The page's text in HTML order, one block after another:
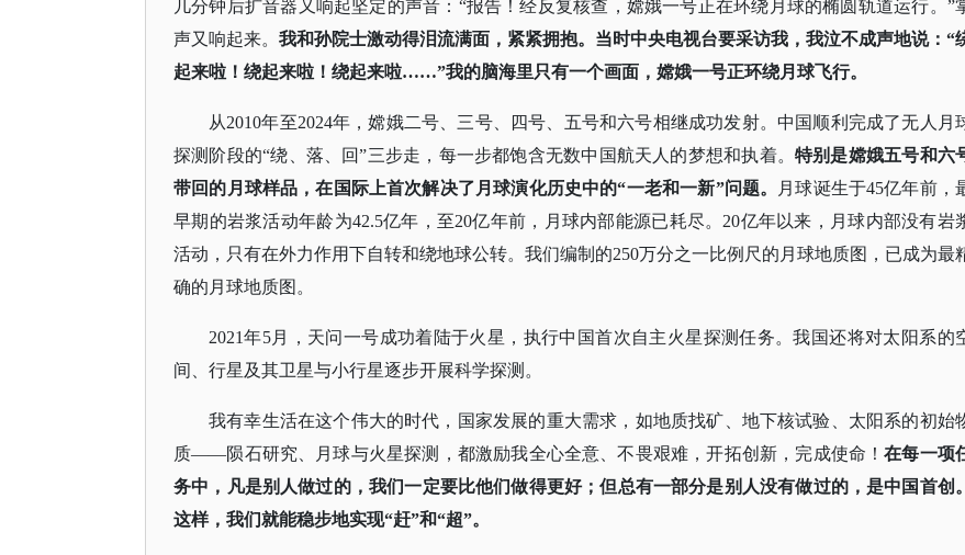
几分钟后扩音器又响起坚定的声音：“报告！经反复核查，嫦娥一号正在环绕月球的椭圆轨道运行。”
声又响起来。 我和孙院士激动得泪流满面，紧紧拥抱。当时中央电视台要采访我，我泣不成声地说： “
起来啦！绕起来啦！绕起来啦……”我的脑海里只有一个画面，嫦娥一号正环绕月球飞行。
从2010年至2024年，嫦娥二号、三号、四号、五号和六号相继成功发射。中国顺利完成了无人月
探测阶段的“绕、落、回”三步走，每一步都饱含无数中国航天人的梦想和执着。 特别是嫦娥五号和六
带回的月球样品，在国际上首次解决了月球演化历史中的“一老和一新”问题。 月球诞生于45亿年前，
早期的岩浆活动年龄为42.5亿年，至20亿年前，月球内部能源已耗尽。20亿年以来，月球内部没有岩
活动，只有在外力作用下自转和绕地球公转。我们编制的250万分之一比例尺的月球地质图，已成为最
确的月球地质图。
2021年5月，天问一号成功着陆于火星，执行中国首次自主火星探测任务。我国还将对太阳系的
间、行星及其卫星与小行星逐步开展科学探测。
我有幸生活在这个伟大的时代，国家发展的重大需求，如地质找矿、地下核试验、太阳系的初始
质——陨石研究、月球与火星探测，都激励我全心全意、不畏艰难，开拓创新，完成使命！在每一项
务中，凡是别人做过的，我们一定要比他们做得更好；但总有一部分是别人没有做过的，是中国首创。
这样，我们就能稳步地实现“赶”和“超”。